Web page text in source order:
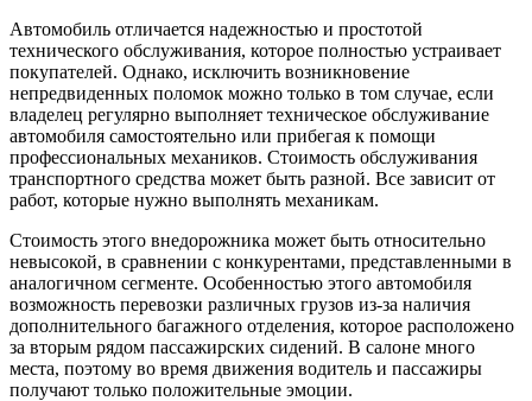
Автомобиль отличается надежностью и простотой
технического обслуживания, которое полностью устраивает
покупателей. Однако, исключить возникновение
непредвиденных поломок можно только в том случае, если
владелец регулярно выполняет техническое обслуживание
автомобиля самостоятельно или прибегая к помощи
профессиональных механиков. Стоимость обслуживания
транспортного средства может быть разной. Все зависит от
работ, которые нужно выполнять механикам.
Стоимость этого внедорожника может быть относительно
невысокой, в сравнении с конкурентами, представленными в
аналогичном сегменте. Особенностью этого автомобиля
возможность перевозки различных грузов из-за наличия
дополнительного багажного отделения, которое расположено
за вторым рядом пассажирских сидений. В салоне много
места, поэтому во время движения водитель и пассажиры
получают только положительные эмоции.